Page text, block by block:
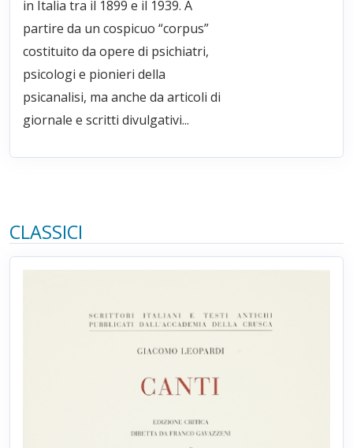
in Italia tra il 1899 e il 1939. A
partire da un cospicuo “corpus”
costituito da opere di psichiatri,
psicologi e pionieri della
psicanalisi, ma anche da articoli di
giornale e scritti divulgativi...
CLASSICI